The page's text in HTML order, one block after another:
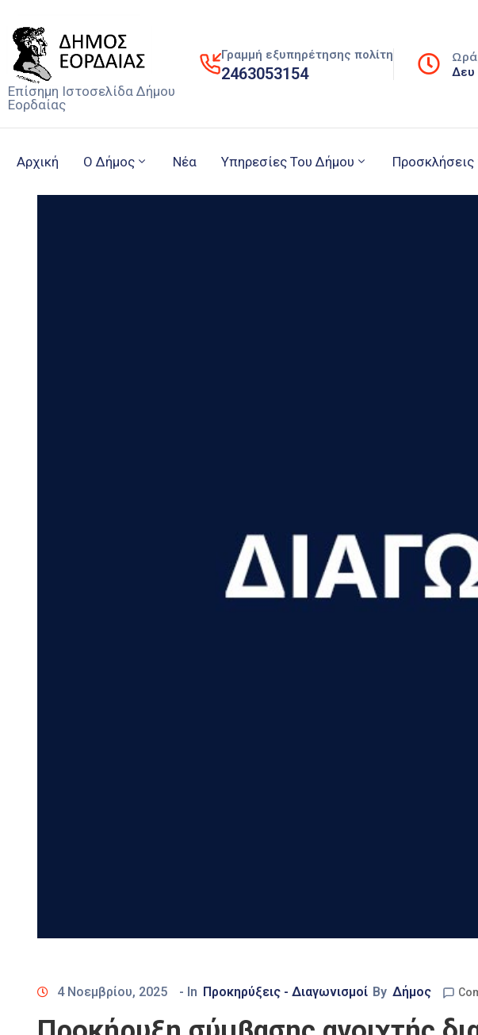
Επίσημη Ιστοσελίδα Δήμου
Εορδαίας
Γραμμή εξυπηρέτησης πολίτη
2463053154 Δευ
Αρχική Ο Δήμος Νέα Υπηρεσίες Του Δήμου Προσκλήσεις
4 Νοεμβρίου, 2025 - In Προκηρύξεις - Διαγωνισμοί By Δήμος